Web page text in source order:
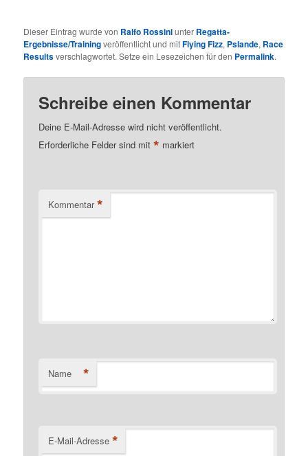
Dieser Eintrag wurde von Ralfo Rossiniunter Regatta-
Ergebnisse/Trainingveröffentlicht und mitFlying Fizz, Pslande, Race
Resultsverschlagwortet. Setze ein Lesezeichen für den Permalink.
Schreibe einen Kommentar
Deine E-Mail-Adresse wird nicht veröffentlicht.
Erforderliche Felder sind mit* markiert
Kommentar *
Name *
E-Mail-Adresse *